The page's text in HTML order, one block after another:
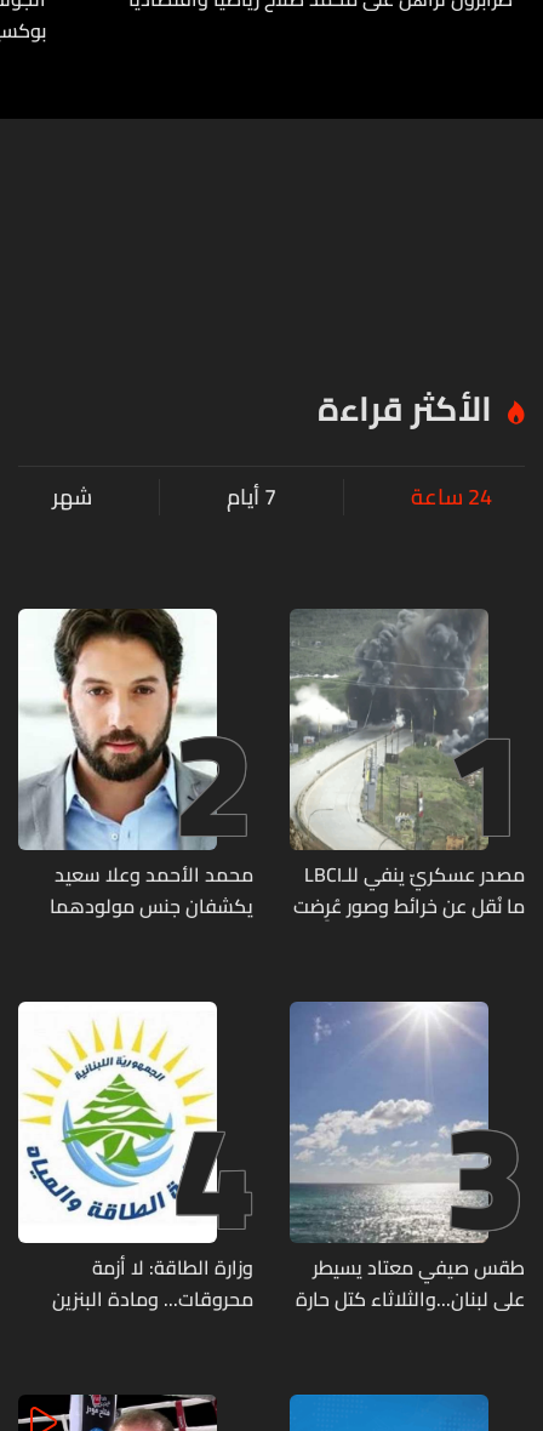
الأكثر قراءة
24 ساعة 7 أيام شهر
1
مصدر عسكريّ ينفي للـLBCI
ما نُقل عن خرائط وصور عُرِضت
تحت الأرض
2
محمد الأحمد وعلا سعيد
يكشفان جنس مولودهما
3
طقس صيفي معتاد يسيطر
على لبنان...والثلاثاء كتل حارة
4
وزارة الطاقة: لا أزمة
محروقات... ومادة البنزين